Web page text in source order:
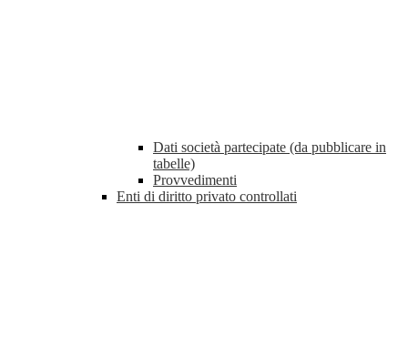
Dati società partecipate (da pubblicare in
tabelle)
Provvedimenti
Enti di diritto privato controllati